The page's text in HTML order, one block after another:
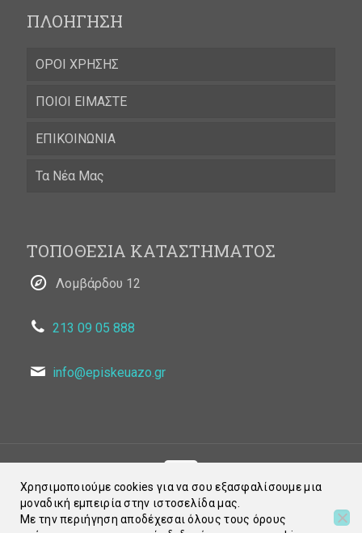
ΠΛΟΗΓΗΣΗ
ΟΡΟΙ ΧΡΗΣΗΣ
ΠΟΙΟΙ ΕΙΜΑΣΤΕ
ΕΠΙΚΟΙΝΩΝΙΑ
Τα Νέα Μας
ΤΟΠΟΘΕΣΙΑ ΚΑΤΑΣΤΗΜΑΤΟΣ
Λομβάρδου 12
213 09 05 888
info@episkeuazo.gr
© 2021 Episkeuazo.gr. All Rights Reserved
Χρησιμοποιούμε cookies για να σου εξασφαλίσουμε μια
μοναδική εμπειρία στην ιστοσελίδα μας.
Με την περιήγηση αποδέχεσαι όλους τους όρους